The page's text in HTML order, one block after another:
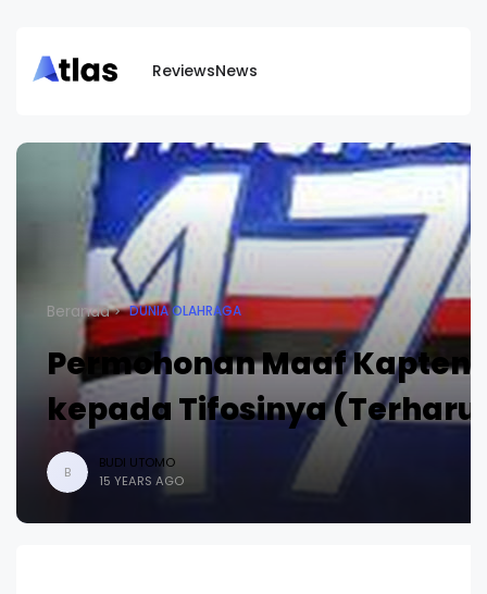
ReviewsNews
Beranda DUNIA OLAHRAGA
Permohonan Maaf Kapten
kepada Tifosinya (Terharu
B
BUDI UTOMO
15 YEARS AGO